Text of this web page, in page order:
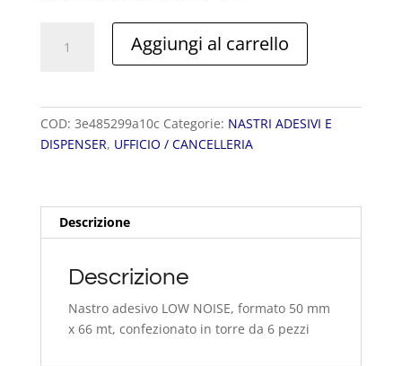
adesivo
Aggiungi al carrello
COD: 3e485299a10c Categorie: NASTRI ADESIVI E
DISPENSER, UFFICIO / CANCELLERIA
Descrizione
Descrizione
Nastro adesivo LOW NOISE, formato 50 mm
x 66 mt, confezionato in torre da 6 pezzi